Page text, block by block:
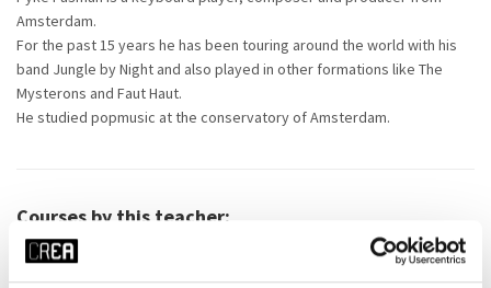
Amsterdam.
For the past 15 years he has been touring around the world with his
band Jungle by Night and also played in other formations like The
Mysterons and Faut Haut.
He studied popmusic at the conservatory of Amsterdam.
Courses by this teacher: